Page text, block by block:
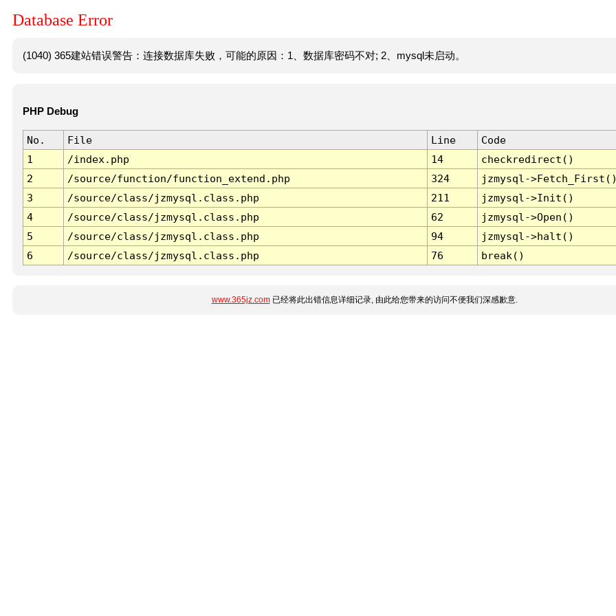
Database Error
(1040) 365建站错误警告：连接数据库失败，可能的原因：1、数据库密码不对; 2、mysql未启动。
PHP Debug
No. File Line
Code
1
/index.php 14
checkredirect()
2
/source/function/function_extend.php 324
jzmysql-
3
/source/class/jzmysql.class.php 211
jzmysql->Init()
4
/source/class/jzmysql.class.php 62
jzmysql->Open()
5
/source/class/jzmysql.class.php 94
jzmysql->halt()
6
/source/class/jzmysql.class.php 76 break()
www.365jz.com已经将此出错信息详细记录, 由此给您带来的访问不便我们深感歉意.